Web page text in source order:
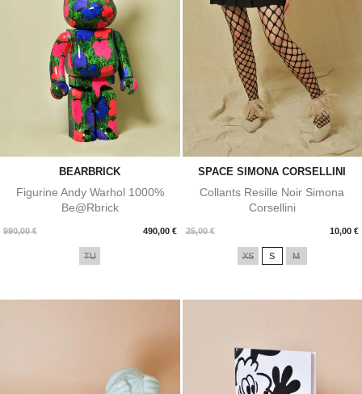
BEARBRICK
Figurine Andy Warhol 1000%
Be@rbrick
990,00 € 490,00 €
Prix
TU
SPACE SIMONA CORSELLINI
Collants Resille Noir Simona
Corsellini
25,00 € 10,00 €
Prix
XS S M